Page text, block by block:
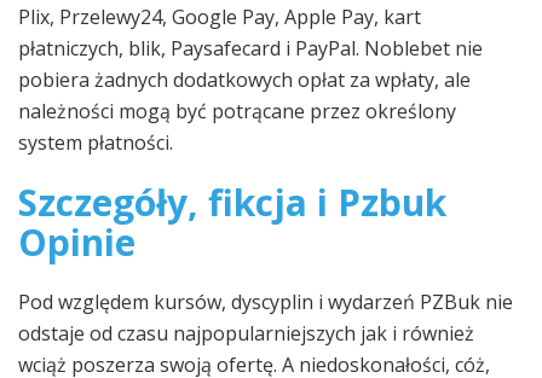
Plix, Przelewy24, Google Pay, Apple Pay, kart
płatniczych, blik, Paysafecard i PayPal. Noblebet nie
pobiera żadnych dodatkowych opłat za wpłaty, ale
należności mogą być potrącane przez określony
system płatności.
Szczegóły, fikcja i Pzbuk
Opinie
Pod względem kursów, dyscyplin i wydarzeń PZBuk nie
odstaje od czasu najpopularniejszych jak i również
wciąż poszerza swoją ofertę. A niedoskonałości, cóż,